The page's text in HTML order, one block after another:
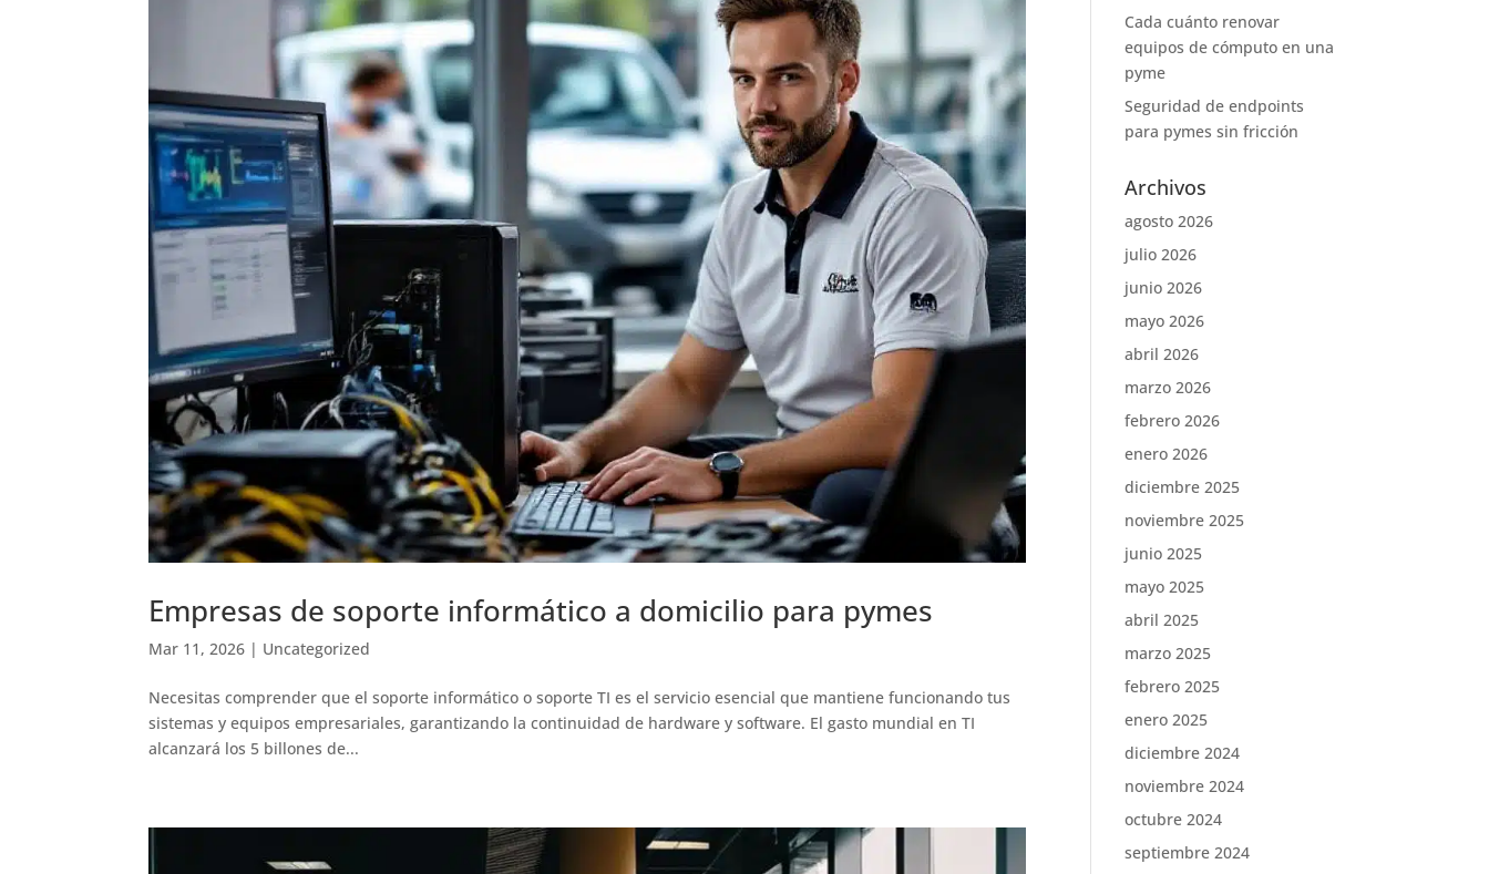
Empresas de soporte informático a domicilio para pymes
Mar 11, 2026 | Uncategorized
Necesitas comprender que el soporte informático o soporte TI es el servicio esencial que mantiene funcionando tus
sistemas y equipos empresariales, garantizando la continuidad de hardware y software. El gasto mundial en TI
alcanzará los 5 billones de...
Cada cuánto renovar
equipos de cómputo en una
pyme
Seguridad de endpoints
para pymes sin fricción
Archivos
agosto 2026
julio 2026
junio 2026
mayo 2026
abril 2026
marzo 2026
febrero 2026
enero 2026
diciembre 2025
noviembre 2025
junio 2025
mayo 2025
abril 2025
marzo 2025
febrero 2025
enero 2025
diciembre 2024
noviembre 2024
octubre 2024
septiembre 2024